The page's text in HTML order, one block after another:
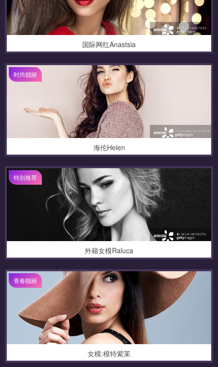
国际网红Anastsia
时尚靓丽
海伦Helen
特别推荐
外籍女模Raluca
青春靓丽
女模:模特紫茉